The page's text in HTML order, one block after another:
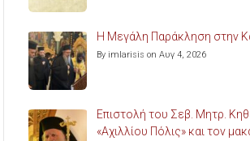
Η Μεγάλη Παράκληση στην
By imlarisis on Αυγ 4, 2026
Επιστολή του Σεβ. Μητρ.
«Αχιλλίου Πόλις» και τον